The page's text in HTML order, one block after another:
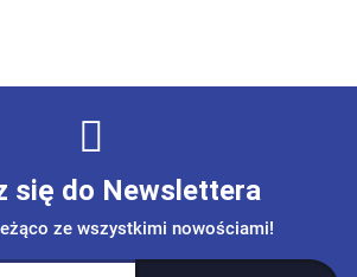
się do Newslettera
ze wszystkimi nowościami!